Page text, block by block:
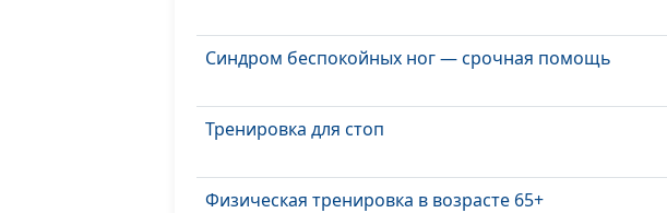
Синдром беспокойных ног — срочная помощь
Тренировка для стоп
Физическая тренировка в возрасте 65+